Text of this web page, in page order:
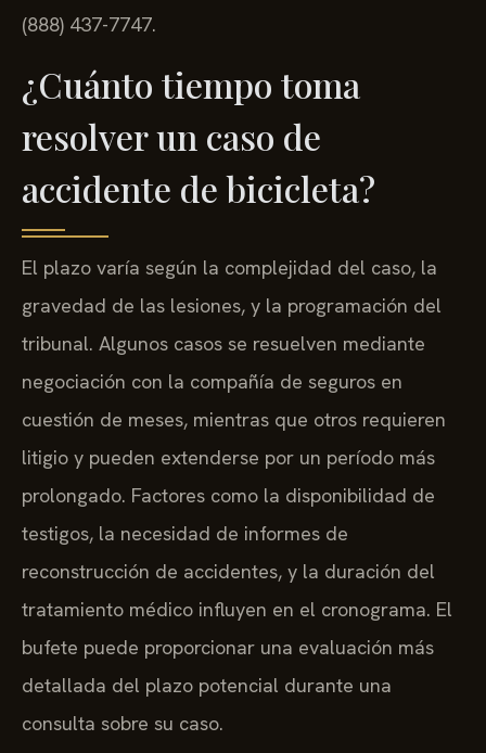
(888) 437-7747.
¿Cuánto tiempo toma
resolver un caso de
accidente de bicicleta?
El plazo varía según la complejidad del caso, la
gravedad de las lesiones, y la programación del
tribunal. Algunos casos se resuelven mediante
negociación con la compañía de seguros en
cuestión de meses, mientras que otros requieren
litigio y pueden extenderse por un período más
prolongado. Factores como la disponibilidad de
testigos, la necesidad de informes de
reconstrucción de accidentes, y la duración del
tratamiento médico influyen en el cronograma. El
bufete puede proporcionar una evaluación más
detallada del plazo potencial durante una
consulta sobre su caso.